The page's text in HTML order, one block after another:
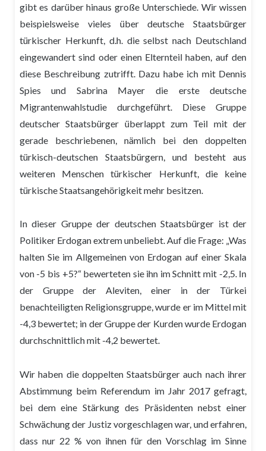
gibt es darüber hinaus große Unterschiede. Wir wissen
beispielsweise vieles über deutsche Staatsbürger
türkischer Herkunft, d.h. die selbst nach Deutschland
eingewandert sind oder einen Elternteil haben, auf den
diese Beschreibung zutrifft. Dazu habe ich mit Dennis
Spies und Sabrina Mayer die erste deutsche
Migrantenwahlstudie durchgeführt. Diese Gruppe
deutscher Staatsbürger überlappt zum Teil mit der
gerade beschriebenen, nämlich bei den doppelten
türkisch-deutschen Staatsbürgern, und besteht aus
weiteren Menschen türkischer Herkunft, die keine
türkische Staatsangehörigkeit mehr besitzen.
In dieser Gruppe der deutschen Staatsbürger ist der
Politiker Erdogan extrem unbeliebt. Auf die Frage: „Was
halten Sie im Allgemeinen von Erdogan auf einer Skala
von -5 bis +5?“ bewerteten sie ihn im Schnitt mit -2,5. In
der Gruppe der Aleviten, einer in der Türkei
benachteiligten Religionsgruppe, wurde er im Mittel mit
-4,3 bewertet; in der Gruppe der Kurden wurde Erdogan
durchschnittlich mit -4,2 bewertet.
Wir haben die doppelten Staatsbürger auch nach ihrer
Abstimmung beim Referendum im Jahr 2017 gefragt,
bei dem eine Stärkung des Präsidenten nebst einer
Schwächung der Justiz vorgeschlagen war, und erfahren,
dass nur 22 % von ihnen für den Vorschlag im Sinne